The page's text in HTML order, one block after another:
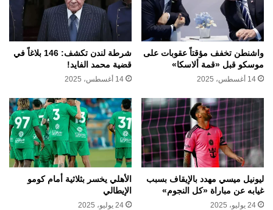
واشنطن تخفف مؤقتاً عقوبات على
موسكو قبل «قمة ألاسكا»
14 أغسطس، 2025
شرطة لندن تكشف: 146 بلاغاً في
قضية محمد الفايد!
14 أغسطس، 2025
ليونيل ميسي مهدد بالإيقاف بسبب
غيابه عن مباراة «كل النجوم»
24 يوليو، 2025
الأهلي يخسر بثلاثية أمام كومو
الإيطالي
24 يوليو، 2025